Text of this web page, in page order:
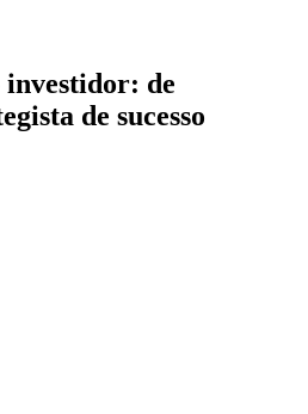
investidor: de
de sucesso